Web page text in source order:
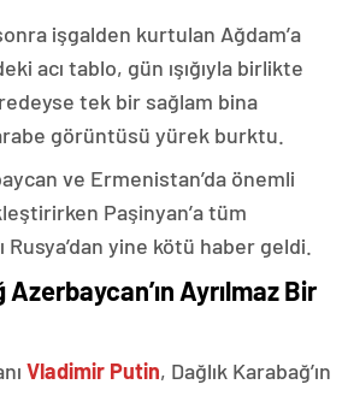
işgalden kurtulan Ağdam’a
acı tablo, gün ışığıyla birlikte
tek bir sağlam bina
görüntüsü yürek burktu.
ve Ermenistan’da önemli
Paşinyan’a tüm
Rusya’dan yine kötü haber geldi.
Azerbaycan’ın Ayrılmaz Bir
Vladimir Putin, Dağlık Karabağ’ın